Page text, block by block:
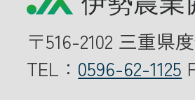
〒516-2102 三重県
TEL： 0596-62-1125